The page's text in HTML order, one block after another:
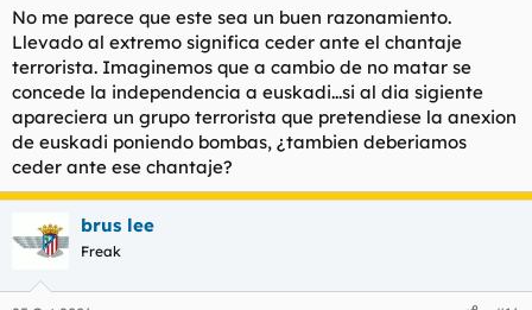
No me parece que este sea un buen razonamiento.
Llevado al extremo significa ceder ante el chantaje
terrorista. Imaginemos que a cambio de no matar se
concede la independencia a euskadi...si al dia sigiente
apareciera un grupo terrorista que pretendiese la anexion
de euskadi poniendo bombas, ¿tambien deberiamos
ceder ante ese chantaje?
brus lee
Freak